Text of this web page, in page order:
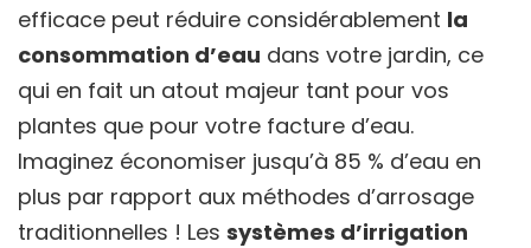
efficace peut réduire considérablement la
consommation d’eau dans votre jardin, ce
qui en fait un atout majeur tant pour vos
plantes que pour votre facture d’eau.
Imaginez économiser jusqu’à 85 % d’eau en
plus par rapport aux méthodes d’arrosage
traditionnelles ! Les systèmes d’irrigation